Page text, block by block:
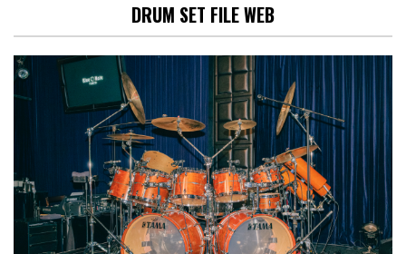
DRUM SET FILE WEB